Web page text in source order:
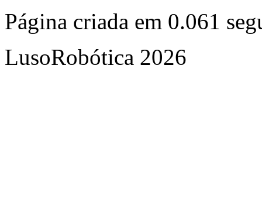
Página criada em 0.061
LusoRobótica 2026